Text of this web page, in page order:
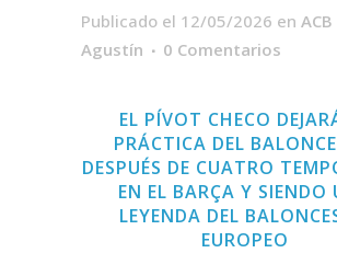
Publicado el 12/05/2026 en ACB
Agustín
0 Comentarios
EL PÍVOT CHECO
PRÁCTICA DEL
DESPUÉS DE CUATRO
EN EL BARÇA Y SIENDO
LEYENDA DEL
EUROPEO